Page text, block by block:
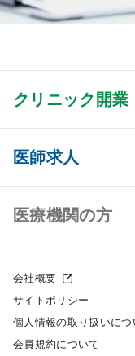
クリニック開業
クリニック開業 TOP
クリニック物件検
クリニックの開業
クリニック開業ま
医師求人
医師求人 TOP
常勤求人検索
非常勤求人検索
スポット求人検索
医療機関の方
採用をお考えの医
会社概要
サイトポリシー
個人情報の取り扱いにつ
会員規約について